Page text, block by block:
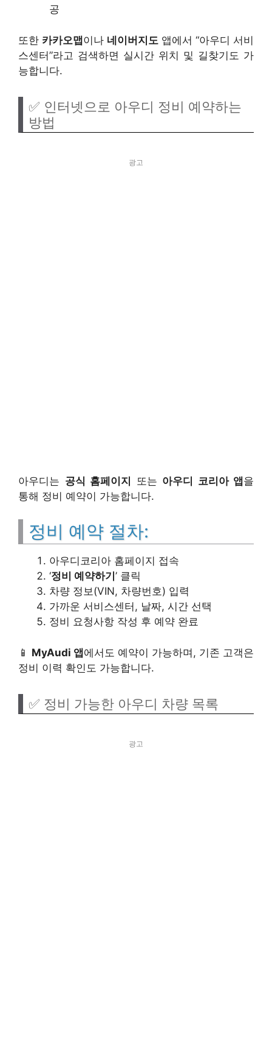
공
또한 카카오맵이나 네이버지도 앱에서 “아우디 서비
스센터”라고 검색하면 실시간 위치 및 길찾기도 가
능합니다.
✅ 인터넷으로 아우디 정비 예약하는
방법
광고
아우디는 공식 홈페이지 또는 아우디 코리아 앱을
통해 정비 예약이 가능합니다.
정비 예약 절차:
아우디코리아 홈페이지 접속
‘정비 예약하기 ’ 클릭
차량 정보(VIN, 차량번호) 입력
가까운 서비스센터, 날짜, 시간 선택
정비 요청사항 작성 후 예약 완료
📱 MyAudi 앱에서도 예약이 가능하며, 기존 고객은
정비 이력 확인도 가능합니다.
✅ 정비 가능한 아우디 차량 목록
광고